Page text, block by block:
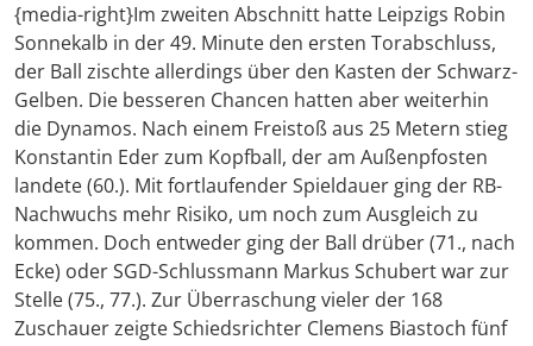
{media-right}Im zweiten Abschnitt hatte Leipzigs Robin
Sonnekalb in der 49. Minute den ersten Torabschluss,
der Ball zischte allerdings über den Kasten der Schwarz-
Gelben. Die besseren Chancen hatten aber weiterhin
die Dynamos. Nach einem Freistoß aus 25 Metern stieg
Konstantin Eder zum Kopfball, der am Außenpfosten
landete (60.). Mit fortlaufender Spieldauer ging der RB-
Nachwuchs mehr Risiko, um noch zum Ausgleich zu
kommen. Doch entweder ging der Ball drüber (71., nach
Ecke) oder SGD-Schlussmann Markus Schubert war zur
Stelle (75., 77.). Zur Überraschung vieler der 168
Zuschauer zeigte Schiedsrichter Clemens Biastoch fünf